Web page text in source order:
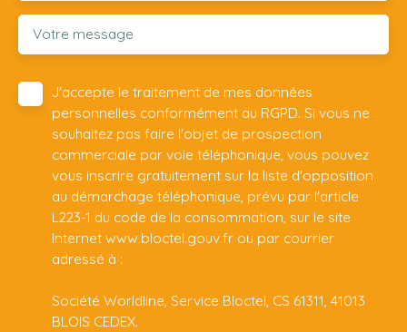
Votre message
J'accepte le traitement de mes données
personnelles conformément au RGPD. Si vous ne
souhaitez pas faire l'objet de prospection
commerciale par voie téléphonique, vous pouvez
vous inscrire gratuitement sur la liste d'opposition
au démarchage téléphonique, prévu par l'article
L223-1 du code de la consommation, sur le site
Internet www.bloctel.gouv.fr ou par courrier
adressé à :
Société Worldline, Service Bloctel, CS 61311, 41013
BLOIS CEDEX.